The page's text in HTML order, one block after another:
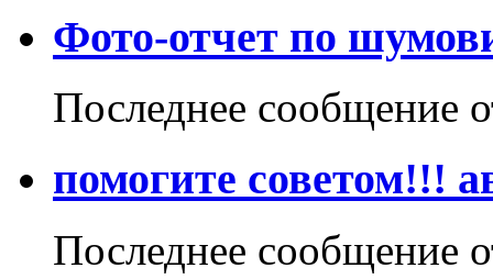
Фото-отчет по
Последнее сообщение
помогите советом!!!
Последнее сообщение